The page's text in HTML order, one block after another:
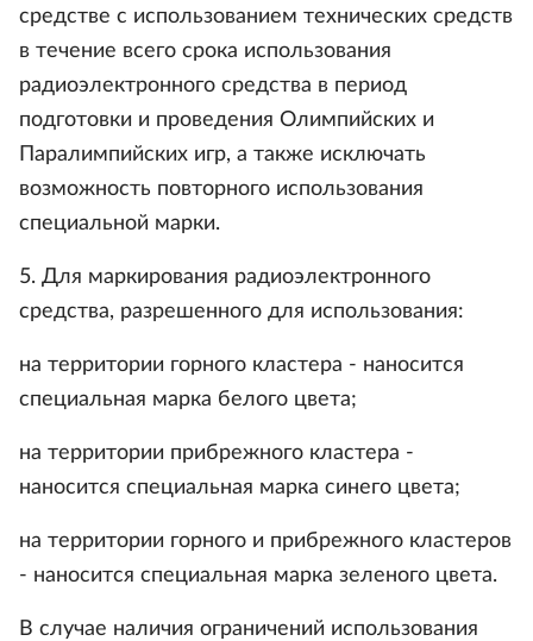
средстве с использованием технических средств
в течение всего срока использования
радиоэлектронного средства в период
подготовки и проведения Олимпийских и
Паралимпийских игр, а также исключать
возможность повторного использования
специальной марки.
5. Для маркирования радиоэлектронного
средства, разрешенного для использования:
на территории горного кластера - наносится
специальная марка белого цвета;
на территории прибрежного кластера -
наносится специальная марка синего цвета;
на территории горного и прибрежного кластеров
- наносится специальная марка зеленого цвета.
В случае наличия ограничений использования